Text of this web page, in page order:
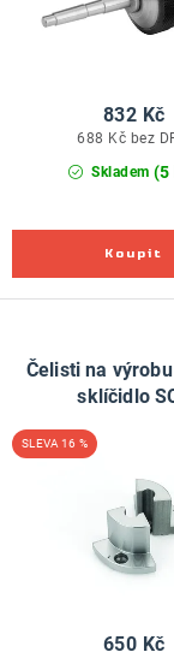
Skladem (5
688 Kč bez
832 Kč
Čelisti na
sklíčidlo
16 %
650 Kč